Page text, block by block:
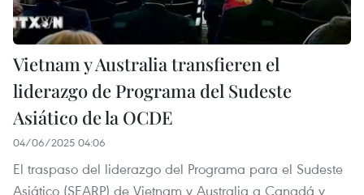
Vietnam y Australia transfieren el
liderazgo de Programa del Sudeste
Asiático de la OCDE
04/06/2025 04:06
El traspaso del liderazgo del Programa para el Sudeste
Asiático (SEARP) de Vietnam y Australia a Canadá y